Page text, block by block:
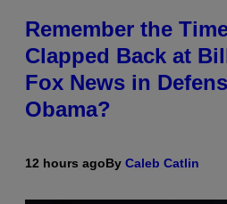
Remember the
Clapped Back at
Fox News in
Obama?
12 hours agoBy Caleb Catlin